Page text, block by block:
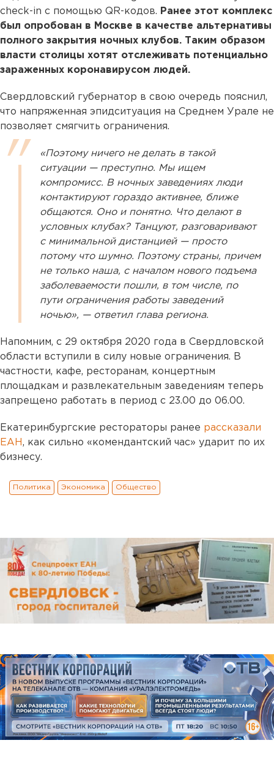
check-in с помощью QR-кодов. Ранее этот комплекс
был опробован в Москве в качестве альтернативы
полного закрытия ночных клубов. Таким образом
власти столицы хотят отслеживать потенциально
зараженных коронавирусом людей.
Свердловский губернатор в свою очередь пояснил,
что напряженная эпидситуация на Среднем Урале не
позволяет смягчить ограничения.
«Поэтому ничего не делать в такой
ситуации — преступно. Мы ищем
компромисс. В ночных заведениях люди
контактируют гораздо активнее, ближе
общаются. Оно и понятно. Что делают в
условных клубах? Танцуют, разговаривают
с минимальной дистанцией — просто
потому что шумно. Поэтому страны, причем
не только наша, с началом нового подъема
заболеваемости пошли, в том числе, по
пути ограничения работы заведений
ночью», — ответил глава региона.
Напомним, с 29 октября 2020 года в Свердловской
области вступили в силу новые ограничения. В
частности, кафе, ресторанам, концертным
площадкам и развлекательным заведениям теперь
запрещено работать в период с 23.00 до 06.00.
Екатеринбургские рестораторы ранее рассказали
ЕАН , как сильно «комендантский час» ударит по их
бизнесу.
Политика Экономика Общество